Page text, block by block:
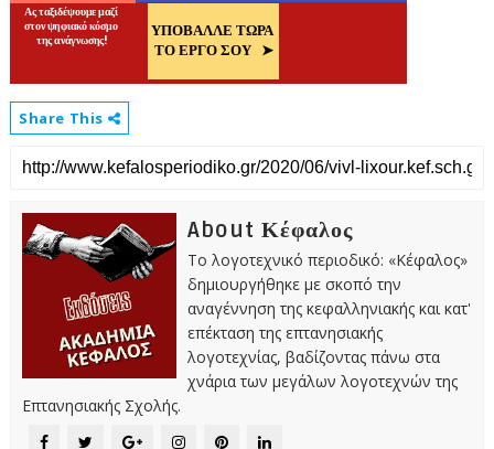
Share This
About Κέφαλος
Το λογοτεχνικό περιοδικό: «Κέφαλος»
δημιουργήθηκε με σκοπό την
αναγέννηση της κεφαλληνιακής και κατ'
επέκταση της επτανησιακής
λογοτεχνίας, βαδίζοντας πάνω στα
χνάρια των μεγάλων λογοτεχνών της
Επτανησιακής Σχολής.